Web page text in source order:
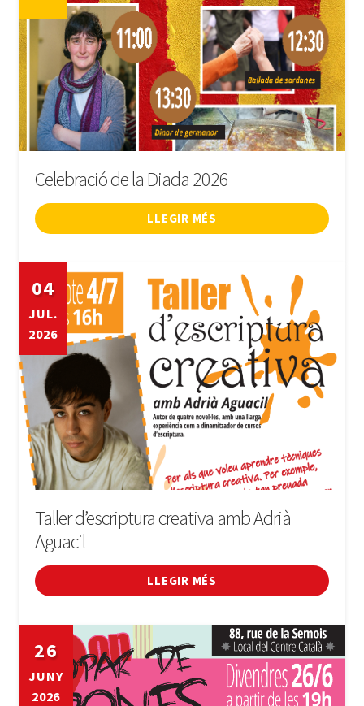
Celebració de la Diada 2026
LLEGIR MÉS
04
JUL.
2026
Taller d’escriptura creativa amb Adrià
Aguacil
LLEGIR MÉS
26
JUNY
2026